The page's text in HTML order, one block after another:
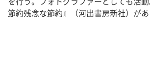
節約残念な節約』（河出書房新社）があ